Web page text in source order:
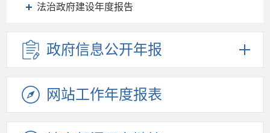
法治政府建设年度报告
政府信息公开年报
网站工作年度报表